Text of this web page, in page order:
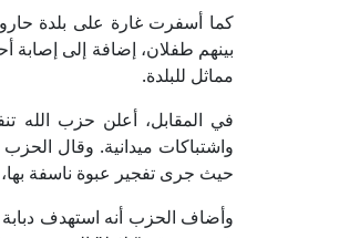
مماثل للبلدة.
في المقابل، أعلن حزب الله
واشتباكات ميدانية. وقال
حيث جرى تفجير عبوة ناسفة بها،
وأضاف الحزب أنه استهدف دبابة